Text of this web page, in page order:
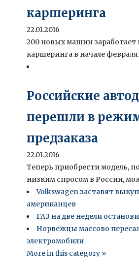
каршеринга
22.01.2016
200 новых машин заработает
каршеринга в начале
Российские
перешли в
предзаказа
22.01.2016
Теперь приобрести модель,
низким спросом в России,
Volkswagen заставят
американцев
ГАЗ на две недели
Норвежцы массово
электромобили
More in this category »